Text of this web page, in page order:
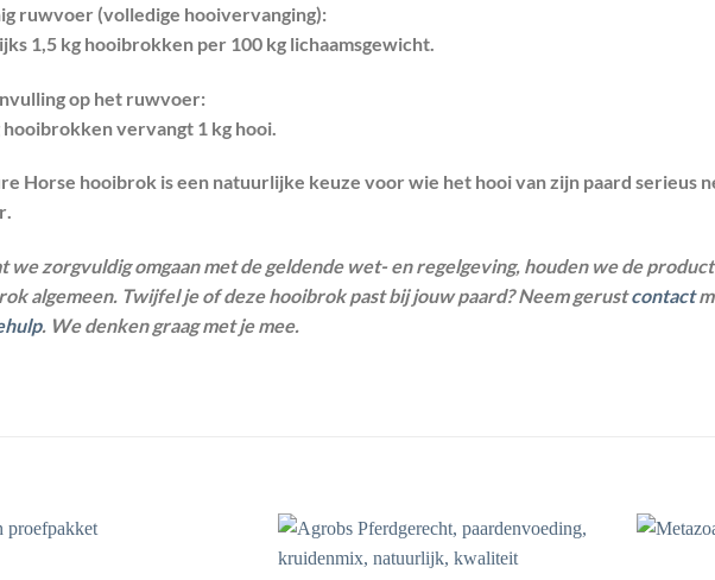
ruwvoer (volledige hooivervanging):
1,5 kg hooibrokken per 100 kg lichaamsgewicht.
op het ruwvoer:
hooibrokken vervangt 1 kg hooi.
Horse hooibrok is een natuurlijke keuze voor wie het hooi van zijn paard serieus
.
we zorgvuldig omgaan met de geldende wet- en regelgeving, houden we de
algemeen. Twijfel je of deze hooibrok past bij jouw paard? Neem gerustcontact
. We denken graag met je mee.